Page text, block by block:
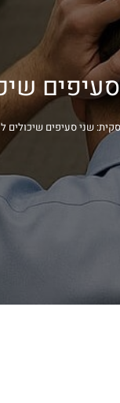
שני סעיפים